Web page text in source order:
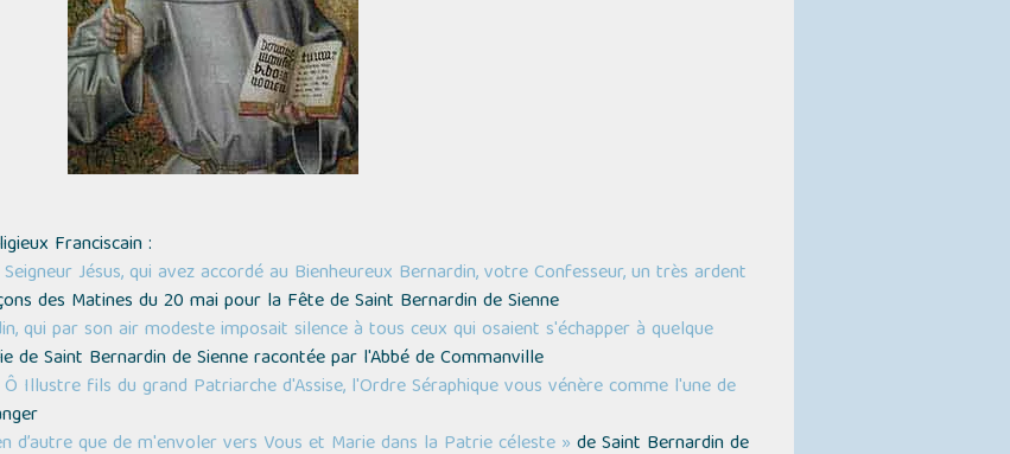
Franciscain :
Jésus, qui avez accordé au Bienheureux Bernardin, votre Confesseur, un très ardent
des Matines du 20 mai pour la Fête de Saint Bernardin de Sienne
qui par son air modeste imposait silence à tous ceux qui osaient s'échapper à quelque
de Saint Bernardin de Sienne racontée par l'Abbé de Commanville
Illustre fils du grand Patriarche d'Assise, l'Ordre Séraphique vous vénère comme l'une de
d’autre que de m'envoler vers Vous et Marie dans la Patrie céleste » de Saint Bernardin de